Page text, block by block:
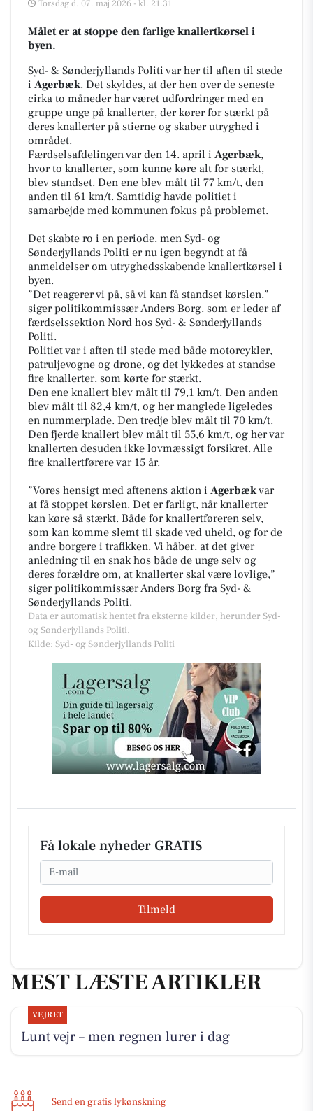
Torsdag d. 07. maj 2026 - kl. 21:31
Målet er at stoppe den farlige knallertkørsel i
byen.
Syd- & Sønderjyllands Politi var her til aften til stede
i Agerbæk. Det skyldes, at der hen over de seneste
cirka to måneder har været udfordringer med en
gruppe unge på knallerter, der kører for stærkt på
deres knallerter på stierne og skaber utryghed i
området.
Færdselsafdelingen var den 14. april i Agerbæk,
hvor to knallerter, som kunne køre alt for stærkt,
blev standset. Den ene blev målt til 77 km/t, den
anden til 61 km/t. Samtidig havde politiet i
samarbejde med kommunen fokus på problemet.
Det skabte ro i en periode, men Syd- og
Sønderjyllands Politi er nu igen begyndt at få
anmeldelser om utryghedsskabende knallertkørsel i
byen.
”Det reagerer vi på, så vi kan få standset kørslen,”
siger politikommissær Anders Borg, som er leder af
færdselssektion Nord hos Syd- & Sønderjyllands
Politi.
Politiet var i aften til stede med både motorcykler,
patruljevogne og drone, og det lykkedes at standse
fire knallerter, som kørte for stærkt.
Den ene knallert blev målt til 79,1 km/t. Den anden
blev målt til 82,4 km/t, og her manglede ligeledes
en nummerplade. Den tredje blev målt til 70 km/t.
Den fjerde knallert blev målt til 55,6 km/t, og her var
knallerten desuden ikke lovmæssigt forsikret. Alle
fire knallertførere var 15 år.
”Vores hensigt med aftenens aktion i Agerbækvar
at få stoppet kørslen. Det er farligt, når knallerter
kan køre så stærkt. Både for knallertføreren selv,
som kan komme slemt til skade ved uheld, og for de
andre borgere i trafikken. Vi håber, at det giver
anledning til en snak hos både de unge selv og
deres forældre om, at knallerter skal være lovlige,”
siger politikommissær Anders Borg fra Syd- &
Sønderjyllands Politi.
Data er automatisk hentet fra eksterne kilder, herunder Syd-
og Sønderjyllands Politi.
Kilde: Syd- og Sønderjyllands Politi
Få lokale nyheder GRATIS
Email
Tilmeld
MEST LÆSTE ARTIKLER
VEJRET
Lunt vejr – men regnen lurer i dag
Send en gratis lykønskning